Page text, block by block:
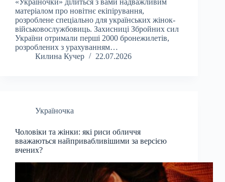
«Україночки» ділиться з вами надважливим
матеріалом про новітнє екіпірування,
розроблене спеціально для українських жінок-
військовослужбовиць. Захисниці Збройних сил
України отримали перші 2000 бронежилетів,
розроблених з урахуванням…
Килина Кучер
22.07.2026
Україночка
Чоловіки та жінки: які риси обличчя
вважаються найпривабливішими за версією
вчених?